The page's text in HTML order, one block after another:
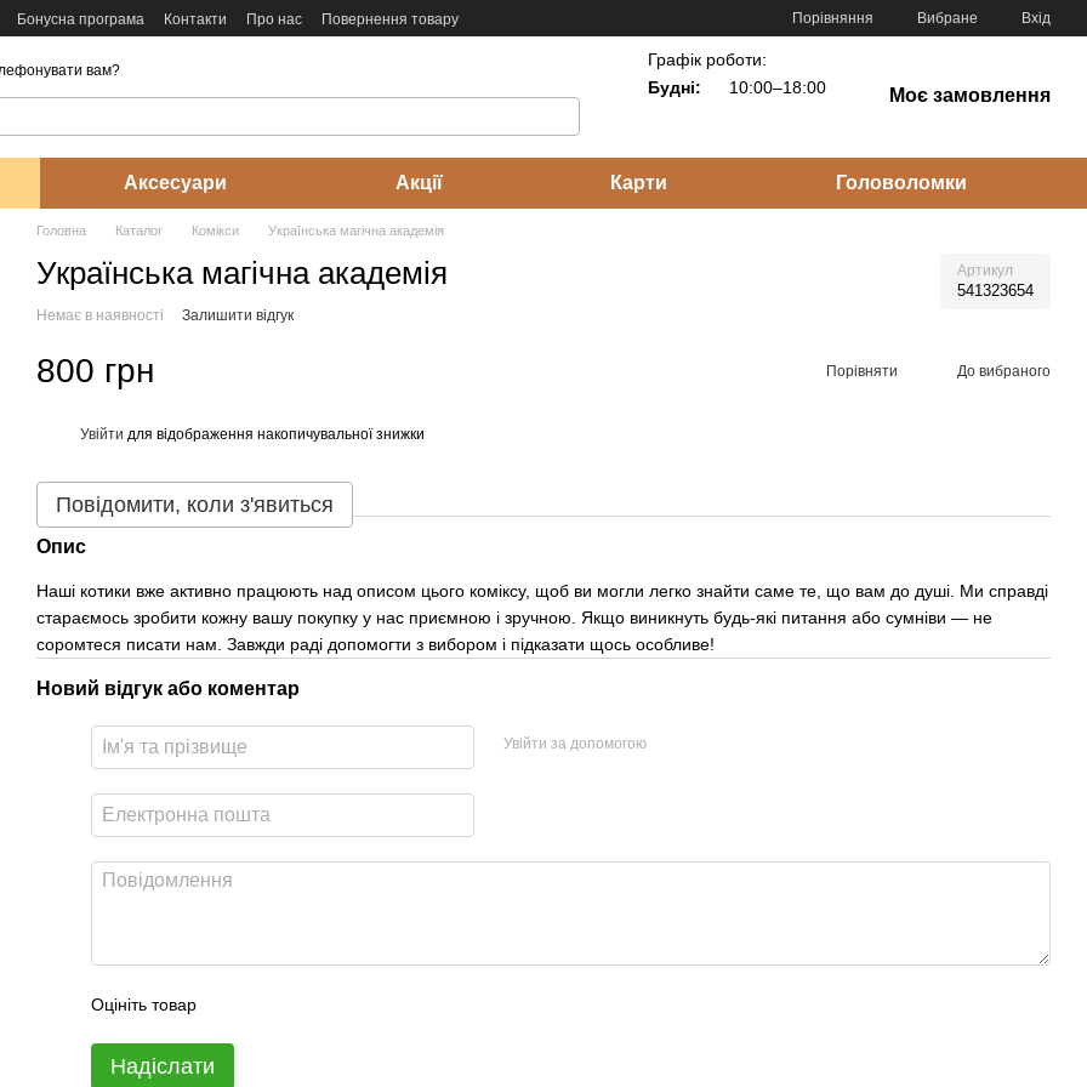
Бонусна програма Контакти Про нас
Повернення товару
Порівняння Вибране Вхід
вам?
Графік роботи:
Будні:
10:00–18:00 Моє замовлення
Аксесуари Акції Карти Головоломки
Головна Каталог Комікси Українська магічна академія
Українська магічна академія Артикул
541323654
Немає в наявності Залишити відгук
800 грн Порівняти До вибраного
Увійти для відображення накопичувальної знижки
Повідомити, коли з'явиться
Опис
Наші котики вже активно працюють над описом цього коміксу, щоб ви могли легко знайти саме те, що вам до душі. Ми справді
стараємось зробити кожну вашу покупку у нас приємною і зручною. Якщо виникнуть будь-які питання або сумніви — не
соромтеся писати нам. Завжди раді допомогти з вибором і підказати щось особливе!
Новий відгук або коментар
Увійти за допомогою
Оцініть товар
Надіслати